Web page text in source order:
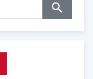
search